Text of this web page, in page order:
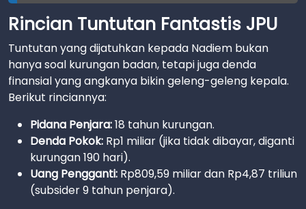
Rincian Tuntutan Fantastis JPU
Tuntutan yang dijatuhkan kepada Nadiem bukan
hanya soal kurungan badan, tetapi juga denda
finansial yang angkanya bikin geleng-geleng kepala.
Berikut rinciannya:
Pidana Penjara:18 tahun kurungan.
Denda Pokok: Rp1 miliar (jika tidak dibayar, diganti
kurungan 190 hari).
Uang Pengganti: Rp809,59 miliar dan Rp4,87 triliun
(subsider 9 tahun penjara).